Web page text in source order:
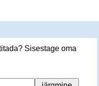
Sisestage oma